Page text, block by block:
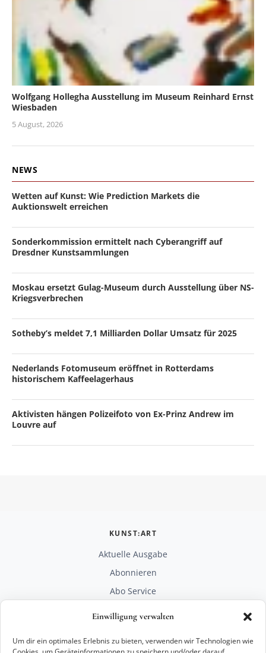
Einwilligung verwalten
Um dir ein optimales Erlebnis zu bieten, verwenden wir Technologien wie
Wolfgang Hollegha Ausstellung im Museum Reinhard Ernst
Wiesbaden
5 August, 2026
NEWS
Wetten auf Kunst: Wie Prediction Markets die
Auktionswelt erreichen
Sonderkommission ermittelt nach Cyberangriff auf
Dresdner Kunstsammlungen
Moskau ersetzt Gulag-Museum durch Ausstellung über NS-
Kriegsverbrechen
Sotheby’s meldet 7,1 Milliarden Dollar Umsatz für 2025
Nederlands Fotomuseum eröffnet in Rotterdams
historischem Kaffeelagerhaus
Aktivisten hängen Polizeifoto von Ex-Prinz Andrew im
Louvre auf
KUNST:ART
Aktuelle Ausgabe
Abonnieren
Abo Service
RECHTLICHES